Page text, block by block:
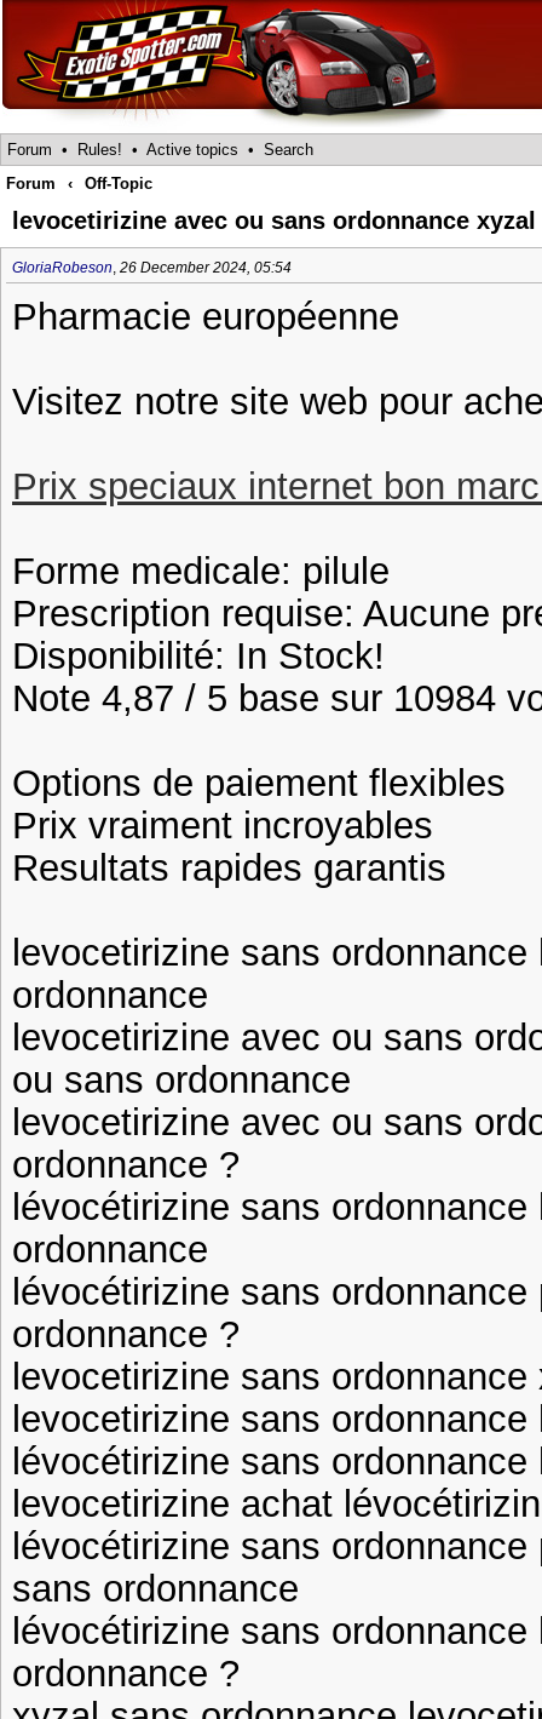
Forum • Rules! • Active topics • Search
Forum
‹ Off-Topic
levocetirizine avec ou sans ordonnance
GloriaRobeson, 26 December 2024, 05:54
Pharmacie européenne
Visitez notre site web pour
Prix speciaux internet bon
Forme medicale: pilule
Prescription requise: Aucune
Disponibilité: In Stock!
Note 4,87 / 5 base sur 10984
Options de paiement flexibles
Prix vraiment incroyables
Resultats rapides garantis
levocetirizine sans
ordonnance
levocetirizine avec ou sans
ou sans ordonnance
levocetirizine avec ou sans
ordonnance ?
lévocétirizine sans
ordonnance
lévocétirizine sans
ordonnance ?
levocetirizine sans
levocetirizine sans
lévocétirizine sans
levocetirizine achat
lévocétirizine sans
sans ordonnance
lévocétirizine sans
ordonnance ?